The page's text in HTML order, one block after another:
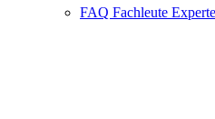
FAQ Fachleute